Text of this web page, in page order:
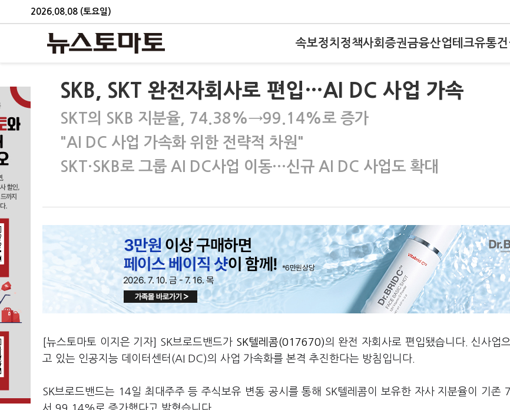
2026.08.08 (토요일)
속보정치 정책사회 증권금융산업테크유통건
SKB, SKT 완전자회사로 편입…AI DC 사업 가속
SKT의 SKB 지분율, 74.38%→99.14%로 증가
"AI DC 사업 가속화 위한 전략적 차원"
SKT·SKB로 그룹 AI DC사업 이동…신규 AI DC 사업도 확대
[뉴스토마토 이지은 기자] SK브로드밴드가 SK텔레콤(017670)의 완전 자회사로 편입됐습니다. 신사업
고 있는 인공지능 데이터센터(AI DC)의 사업 가속화를 본격 추진한다는 방침입니다.
SK브로드밴드는 14일 최대주주 등 주식보유 변동 공시를 통해 SK텔레콤이 보유한 자사 지분율이 기존